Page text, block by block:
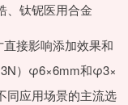
、钛铌医用合金
接影响添加效果和
3N）φ6×6mm和φ3×
同应用场景的主流选